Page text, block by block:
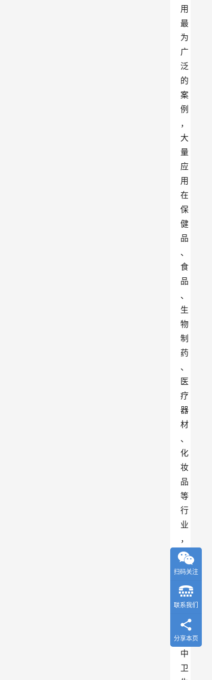
用
最
为
广
泛
的
案
例
，
大
量
应
用
在
保
健
品
、
食
品
、
生
物
制
药
、
医
疗
器
材
、
化
妆
品
等
行
业
，
是
空
净
化
工
程
中
卫
扫码关注
联系我们
分享本页